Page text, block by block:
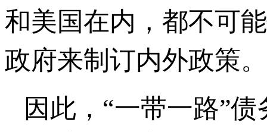
和美国在内，都不可
政府来制订内外政策。
因此，“一带一路”